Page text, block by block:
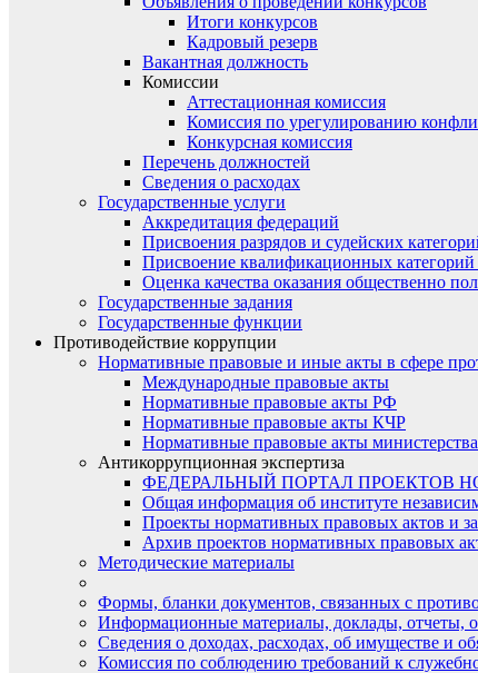
Итоги конкурсов
Кадровый резерв
Вакантная должность
Комиссии
Аттестационная комиссия
Комиссия по урегулированию
Конкурсная комиссия
Перечень должностей
Сведения о расходах
Государственные услуги
Аккредитация федераций
Присвоения разрядов и судейских
Присвоение квалификационных
Оценка качества оказания общественно
Государственные задания
Государственные функции
Противодействие коррупции
Нормативные правовые и иные акты в сфере
Международные правовые акты
Нормативные правовые акты РФ
Нормативные правовые акты КЧР
Нормативные правовые акты
Антикоррупционная экспертиза
ФЕДЕРАЛЬНЫЙ ПОРТАЛ ПРОЕКТОВ
Общая информация об институте
Проекты нормативных правовых актов и
Архив проектов нормативных правовых
Методические материалы
Формы, бланки документов, связанных с
Информационные материалы, доклады, отчеты,
Сведения о доходах, расходах, об имуществе и
Комиссия по соблюдению требований к